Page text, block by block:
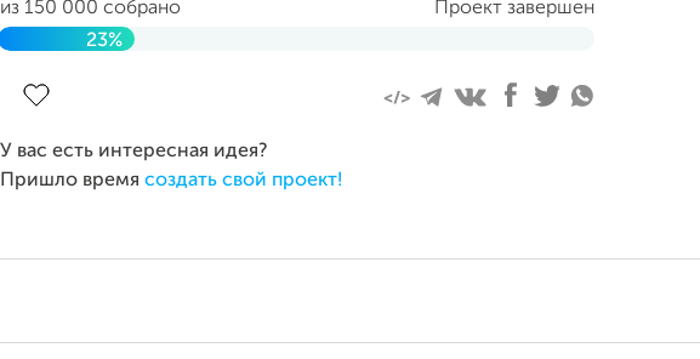
из 150 000 собрано
Проект завершен
23%
У вас есть интересная идея?
Пришло время создать свой проект!